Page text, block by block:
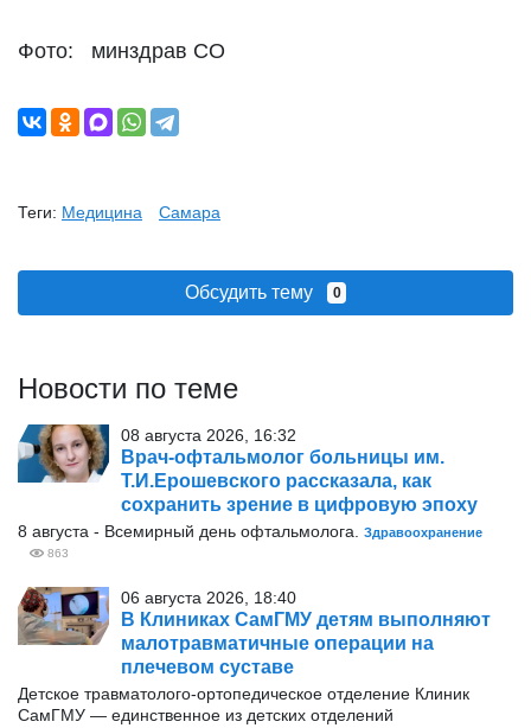
Фото: минздрав СО
Теги: Медицина Самара
Обсудить тему 0
Новости по теме
08 августа 2026, 16:32
Врач-офтальмолог больницы им.
Т.И.Ерошевского рассказала, как
сохранить зрение в цифровую эпоху
8 августа - Всемирный день офтальмолога. Здравоохранение
863
06 августа 2026, 18:40
В Клиниках СамГМУ детям выполняют
малотравматичные операции на
плечевом суставе
Детское травматолого-ортопедическое отделение Клиник
СамГМУ — единственное из детских отделений